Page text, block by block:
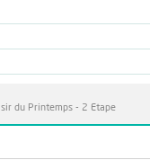
du Printemps - 2 Etape